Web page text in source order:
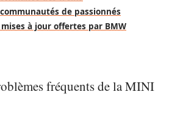
de passionnés
à jour offertes par BMW
fréquents de la MINI